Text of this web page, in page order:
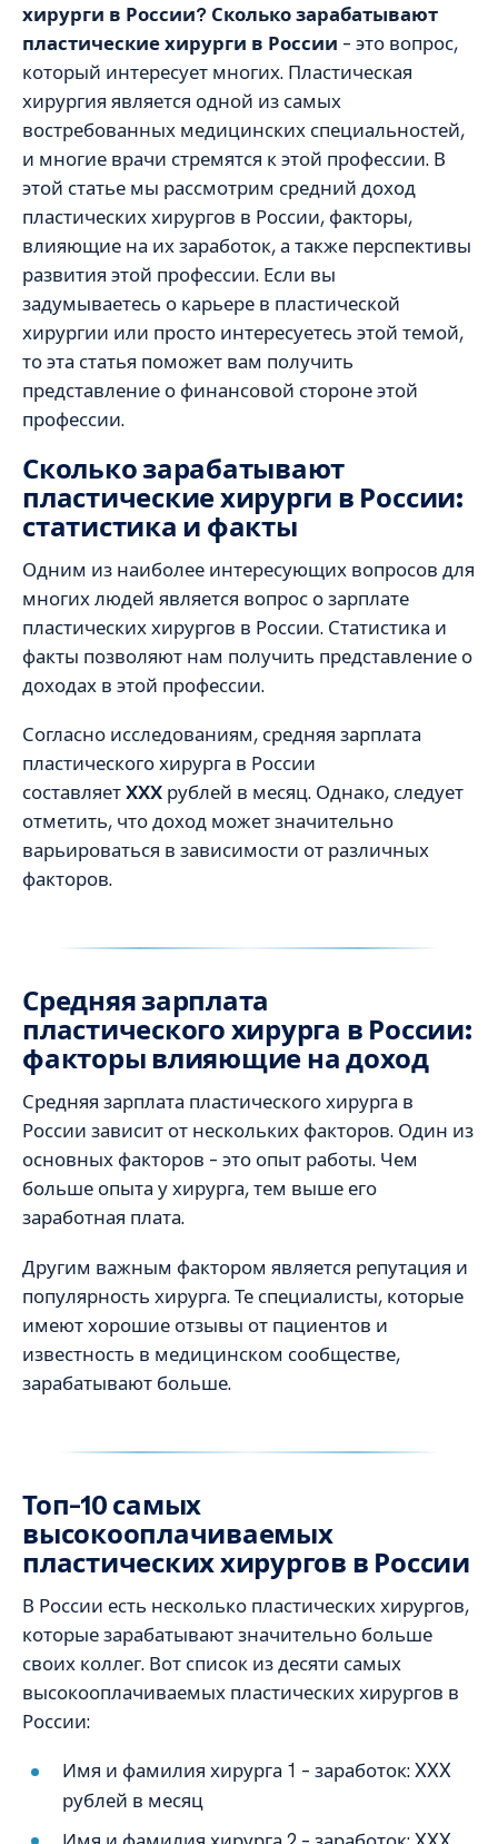
хирурги в России? Сколько зарабатывают
пластические хирурги в России – это вопрос,
который интересует многих. Пластическая
хирургия является одной из самых
востребованных медицинских специальностей,
и многие врачи стремятся к этой профессии. В
этой статье мы рассмотрим средний доход
пластических хирургов в России, факторы,
влияющие на их заработок, а также перспективы
развития этой профессии. Если вы
задумываетесь о карьере в пластической
хирургии или просто интересуетесь этой темой,
то эта статья поможет вам получить
представление о финансовой стороне этой
профессии.
Сколько зарабатывают
пластические хирурги в России:
статистика и факты
Одним из наиболее интересующих вопросов для
многих людей является вопрос о зарплате
пластических хирургов в России. Статистика и
факты позволяют нам получить представление о
доходах в этой профессии.
Согласно исследованиям, средняя зарплата
пластического хирурга в России
составляетXXX рублей в месяц. Однако, следует
отметить, что доход может значительно
варьироваться в зависимости от различных
факторов.
Средняя зарплата
пластического хирурга в России:
факторы влияющие на доход
Средняя зарплата пластического хирурга в
России зависит от нескольких факторов. Один из
основных факторов – это опыт работы. Чем
больше опыта у хирурга, тем выше его
заработная плата.
Другим важным фактором является репутация и
популярность хирурга. Те специалисты, которые
имеют хорошие отзывы от пациентов и
известность в медицинском сообществе,
зарабатывают больше.
Топ-10 самых
высокооплачиваемых
пластических хирургов в России
В России есть несколько пластических хирургов,
которые зарабатывают значительно больше
своих коллег. Вот список из десяти самых
высокооплачиваемых пластических хирургов в
России:
Имя и фамилия хирурга 1 – заработок: XXX
рублей в месяц